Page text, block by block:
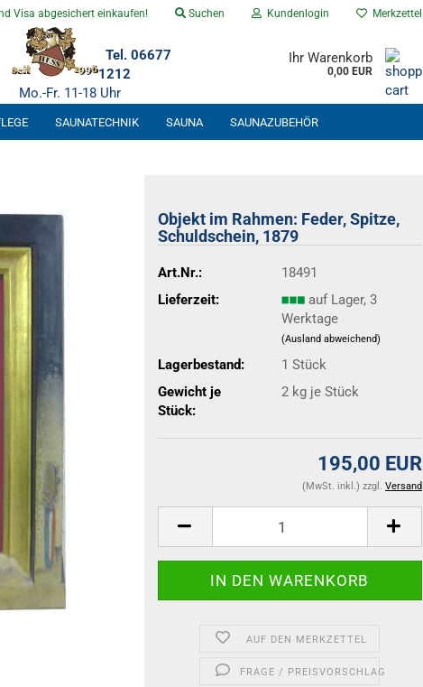
Visa abgesichert einkaufen! Suchen Kundenlogin Merkzettel
Tel. 06677
1212
Mo.-Fr. 11-18 Uhr
Ihr Warenkorb
0,00 EUR
SAUNATECHNIK SAUNA SAUNAZUBEHÖR
Objekt im Rahmen: Feder, Spitze,
Schuldschein, 1879
Art.Nr.:
18491
Lieferzeit:
auf Lager, 3
Werktage
(Ausland abweichend)
Lagerbestand: 1 Stück
Gewicht je
Stück:
2kg je Stück
195,00 EUR
(MwSt. inkl.) zzgl. Versand
AUF DEN MERKZETTEL
FRAGE / PREISVORSCHLAG